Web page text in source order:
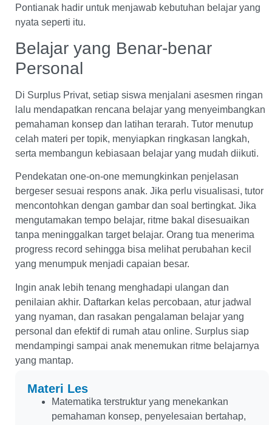
Pontianak hadir untuk menjawab kebutuhan belajar yang
nyata seperti itu.
Belajar yang Benar-benar
Personal
Di Surplus Privat, setiap siswa menjalani asesmen ringan
lalu mendapatkan rencana belajar yang menyeimbangkan
pemahaman konsep dan latihan terarah. Tutor menutup
celah materi per topik, menyiapkan ringkasan langkah,
serta membangun kebiasaan belajar yang mudah diikuti.
Pendekatan one-on-one memungkinkan penjelasan
bergeser sesuai respons anak. Jika perlu visualisasi, tutor
mencontohkan dengan gambar dan soal bertingkat. Jika
mengutamakan tempo belajar, ritme bakal disesuaikan
tanpa meninggalkan target belajar. Orang tua menerima
progress record sehingga bisa melihat perubahan kecil
yang menumpuk menjadi capaian besar.
Ingin anak lebih tenang menghadapi ulangan dan
penilaian akhir. Daftarkan kelas percobaan, atur jadwal
yang nyaman, dan rasakan pengalaman belajar yang
personal dan efektif di rumah atau online. Surplus siap
mendampingi sampai anak menemukan ritme belajarnya
yang mantap.
Materi Les
Matematika terstruktur yang menekankan
pemahaman konsep, penyelesaian bertahap,